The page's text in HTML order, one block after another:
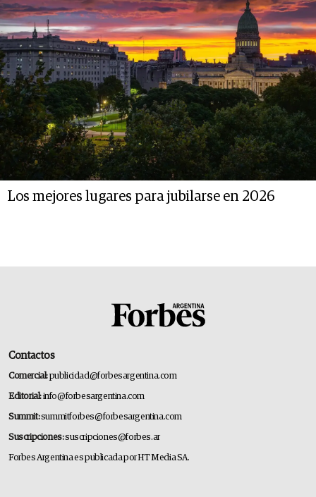
Los mejores lugares para jubilarse en 2026
Contactos
Comercial:publicidad@forbesargentina.com
Editorial:info@forbesargentina.com
Summit:summitforbes@forbesargentina.com
Suscripciones:suscripciones@forbes.ar
Forbes Argentina es publicada por HT Media SA.